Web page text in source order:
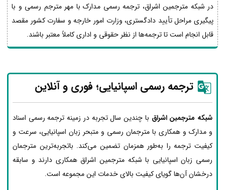
در شبکه مترجمین اشراق، ترجمه رسمی مدارک با مهر مترجم رسمی و با
پیگیری مراحل تأیید دادگستری، وزارت امور خارجه و سفارت کشور مقصد
قابل انجام است تا ترجمه‌ها از نظر حقوقی و اداری کاملاً معتبر باشند.
ترجمه رسمی اسپانیایی؛ فوری و آنلاین
شبکه مترجمین اشراق با چندین سال تجربه در زمینه ترجمه رسمی اسناد
و مدارک و همکاری با مترجمان رسمی و متبحر زبان اسپانیایی، سرعت و
کیفیت ترجمه را به‌طور همزمان تضمین می‌کند. باتجربه‌ترین مترجمان
رسمی زبان اسپانیایی با شبکه مترجمین اشراق همکاری دارند و سابقه
درخشان آن‌ها گویای کیفیت بالای خدمات این مجموعه است.